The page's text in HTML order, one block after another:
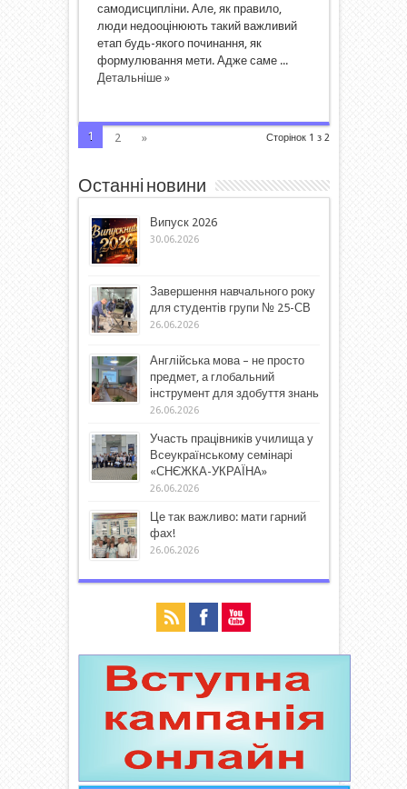
самодисципліни. Але, як правило,
люди недооцінюють такий важливий
етап будь-якого починання, як
формулювання мети. Адже саме ...
Детальніше »
Сторінок 1 з 2
1 2 »
Останні новини
Випуск 2026
30.06.2026
Завершення навчального року
для студентів групи № 25-СВ
26.06.2026
Англійська мова – не просто
предмет, а глобальний
інструмент для здобуття знань
26.06.2026
Участь працівників училища у
Всеукраїнському семінарі
«СНЄЖКА-УКРАЇНА»
26.06.2026
Це так важливо: мати гарний
фах!
26.06.2026